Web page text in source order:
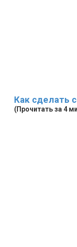
Как сделать
(Прочитать за 4